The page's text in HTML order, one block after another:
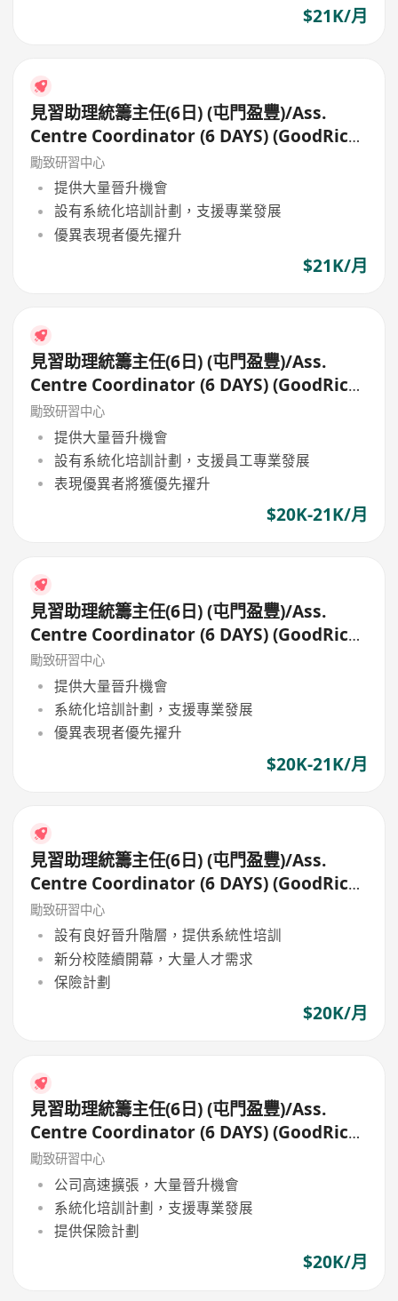
$21K/月
見習助理統籌主任(6日) (屯門盈豐)/Ass.
Centre Coordinator (6 DAYS) (GoodRich,
Tuen Mun)
勵致研習中心
提供大量晉升機會
設有系統化培訓計劃，支援專業發展
優異表現者優先擢升
$21K/月
見習助理統籌主任(6日) (屯門盈豐)/Ass.
Centre Coordinator (6 DAYS) (GoodRich,
Tuen Mun)
勵致研習中心
提供大量晉升機會
設有系統化培訓計劃，支援員工專業發展
表現優異者將獲優先擢升
$20K-21K/月
見習助理統籌主任(6日) (屯門盈豐)/Ass.
Centre Coordinator (6 DAYS) (GoodRich,
Tuen Mun)
勵致研習中心
提供大量晉升機會
系統化培訓計劃，支援專業發展
優異表現者優先擢升
$20K-21K/月
見習助理統籌主任(6日) (屯門盈豐)/Ass.
Centre Coordinator (6 DAYS) (GoodRich,
Tuen Mun)
勵致研習中心
設有良好晉升階層，提供系統性培訓
新分校陸續開幕，大量人才需求
保險計劃
$20K/月
見習助理統籌主任(6日) (屯門盈豐)/Ass.
Centre Coordinator (6 DAYS) (GoodRich,
Tuen Mun)
勵致研習中心
公司高速擴張，大量晉升機會
系統化培訓計劃，支援專業發展
提供保險計劃
$20K/月